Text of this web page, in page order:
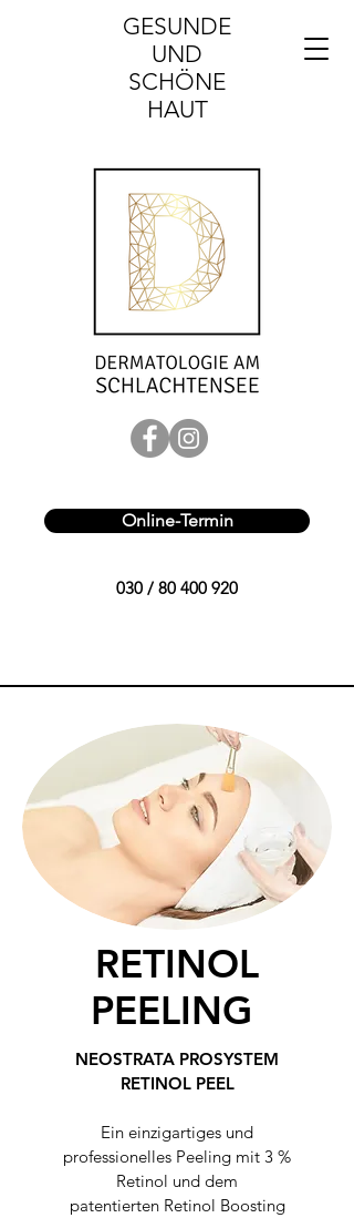
GESUNDE​
UND
SCHÖNE
HAUT
Online-Termin
030 / 80 400 920
RETINOL
PEELING
NEOSTRATA PROSYSTEM
RETINOL PEEL
Ein einzigartiges und
professionelles Peeling mit 3 %
Retinol und dem
patentierten Retinol Boosting